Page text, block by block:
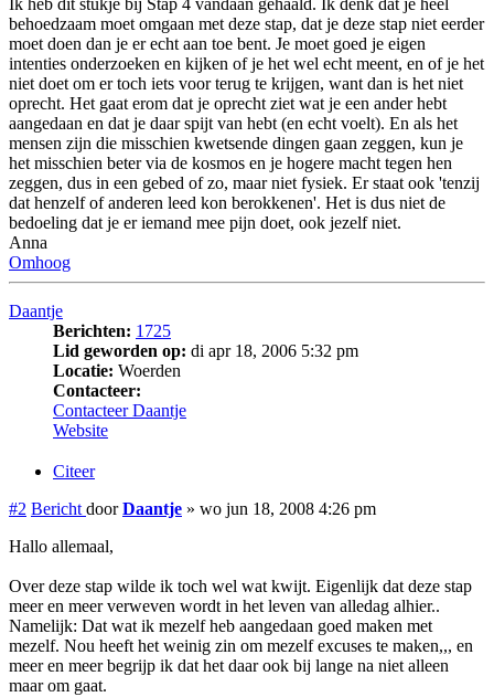
Ik heb dit stukje bij Stap 4 vandaan gehaald. Ik denk dat je heel
behoedzaam moet omgaan met deze stap, dat je deze stap niet eerder
moet doen dan je er echt aan toe bent. Je moet goed je eigen
intenties onderzoeken en kijken of je het wel echt meent, en of je het
niet doet om er toch iets voor terug te krijgen, want dan is het niet
oprecht. Het gaat erom dat je oprecht ziet wat je een ander hebt
aangedaan en dat je daar spijt van hebt (en echt voelt). En als het
mensen zijn die misschien kwetsende dingen gaan zeggen, kun je
het misschien beter via de kosmos en je hogere macht tegen hen
zeggen, dus in een gebed of zo, maar niet fysiek. Er staat ook 'tenzij
dat henzelf of anderen leed kon berokkenen'. Het is dus niet de
bedoeling dat je er iemand mee pijn doet, ook jezelf niet.
Anna
Omhoog
Daantje
Berichten: 1725
Lid geworden op: di apr 18, 2006 5:32 pm
Locatie: Woerden
Contacteer:
Contacteer Daantje
Website
Citeer
#2 Bericht doorDaantje » wo jun 18, 2008 4:26 pm
Hallo allemaal,
Over deze stap wilde ik toch wel wat kwijt. Eigenlijk dat deze stap
meer en meer verweven wordt in het leven van alledag alhier..
Namelijk: Dat wat ik mezelf heb aangedaan goed maken met
mezelf. Nou heeft het weinig zin om mezelf excuses te maken,,, en
meer en meer begrijp ik dat het daar ook bij lange na niet alleen
maar om gaat.